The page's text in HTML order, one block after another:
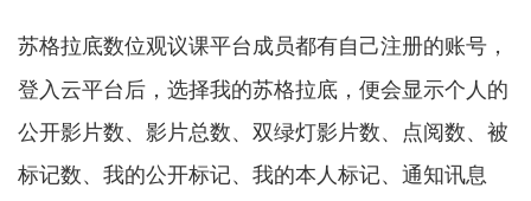
苏格拉底数位观议课平台成员都有自己注册的账号，
登入云平台后，选择我的苏格拉底，便会显示个人的
公开影片数、影片总数、双绿灯影片数、点阅数、被
标记数、我的公开标记、我的本人标记、通知讯息